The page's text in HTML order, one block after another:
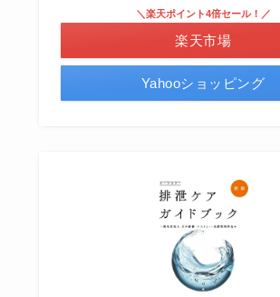
＼楽天ポイント4倍セール！／
楽天市場
Yahooショッピング